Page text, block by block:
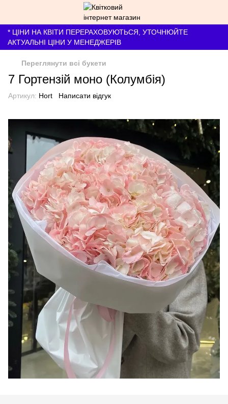
* ЦІНИ НА КВІТИ ПЕРЕРАХОВУЮТЬСЯ, УТОЧНЮЙТЕ
АКТУАЛЬНІ ЦІНИ У МЕНЕДЖЕРІВ
Переглянути всі букети
7 Гортензій моно (Колумбія)
Артикул: Hort Написати відгук